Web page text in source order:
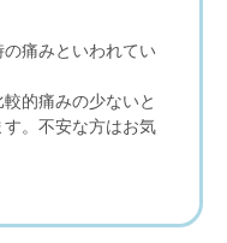
痛みといわれてい
的痛みの少ないと
。不安な方はお気